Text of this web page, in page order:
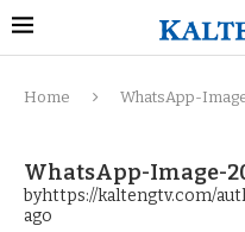
Home WhatsApp-
WhatsApp-Image-
byhttps://kaltengtv.com/
ago